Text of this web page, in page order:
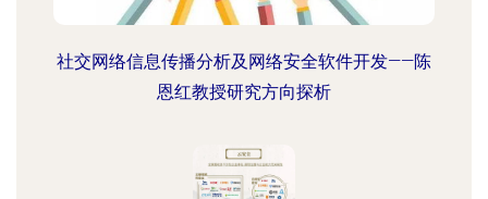
社交网络信息传播分析及网络安全软件开发——陈
恩红教授研究方向探析